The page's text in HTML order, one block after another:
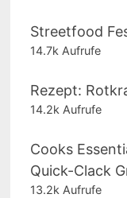
Streetfood
14.7k Aufrufe
Rezept:
14.2k Aufrufe
Cooks
Quick-Clack
13.2k Aufrufe